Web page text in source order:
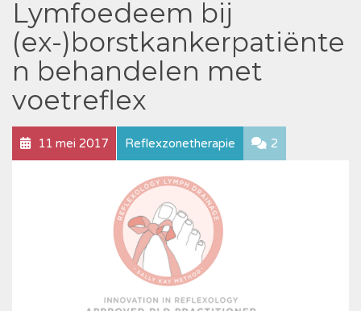
Lymfoedeem bij
(ex-)borstkankerpatiënte
n behandelen met
voetreflex
11 mei 2017 Reflexzonetherapie 2